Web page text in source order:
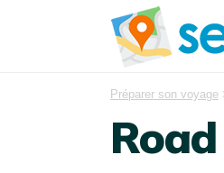
Préparer son voyage